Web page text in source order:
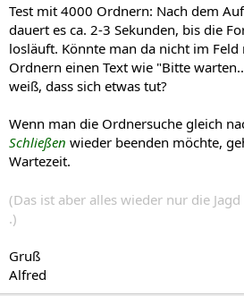
Test mit 4000 Ordnern: Nach dem
dauert es ca. 2-3 Sekunden, bis die
losläuft. Könnte man da nicht im
Ordnern einen Text wie "Bitte
weiß, dass sich etwas tut?
Wenn man die Ordnersuche gleich
Schließen wieder beenden möchte,
Wartezeit.
(Das ist aber alles wieder nur die
.)
Gruß
Alfred